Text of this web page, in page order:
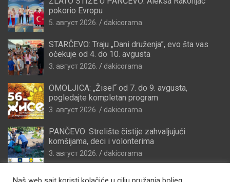
pokorio Evropu
5. август 2026. dakicorama
STARČEVO: Traju „Dani druženja”, evo šta vas
očekuje od 4. do 10. avgusta
3. август 2026. dakicorama
OMOLJICA: „Žisel“ od 7. do 9. avgusta,
pogledajte kompletan program
3. август 2026. dakicorama
PANČEVO: Strelište čistije zahvaljujući
komšijama, deci i volonterima
3. август 2026. dakicorama